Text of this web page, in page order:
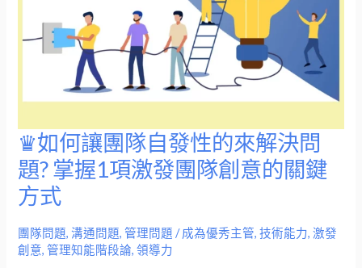
♛如何讓團隊自發性的來解決問
題? 掌握1項激發團隊創意的關鍵
方式
團隊問題,溝通問題,管理問題 /成為優秀主管,技術能力,激發
創意,管理知能階段論,領導力
♛
如
何
讓
團
隊